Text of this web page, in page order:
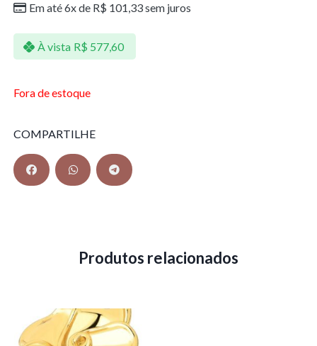
Em até 6x de R$ 101,33sem juros
À vista R$ 577,60
Fora de estoque
COMPARTILHE
Produtos relacionados